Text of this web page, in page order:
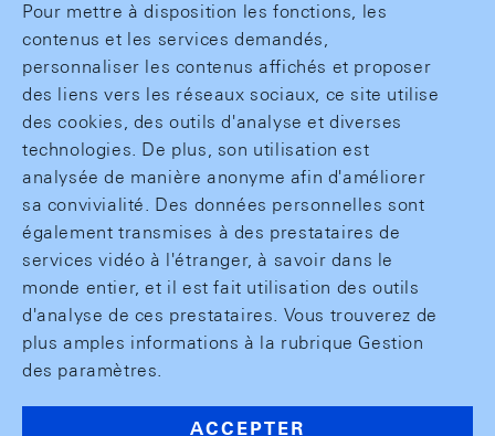
Pour mettre à disposition les fonctions, les
contenus et les services demandés,
personnaliser les contenus affichés et proposer
des liens vers les réseaux sociaux, ce site utilise
des cookies, des outils d'analyse et diverses
technologies. De plus, son utilisation est
analysée de manière anonyme afin d'améliorer
sa convivialité. Des données personnelles sont
également transmises à des prestataires de
services vidéo à l'étranger, à savoir dans le
monde entier, et il est fait utilisation des outils
d'analyse de ces prestataires. Vous trouverez de
plus amples informations à la rubrique Gestion
des paramètres.
ACCEPTER